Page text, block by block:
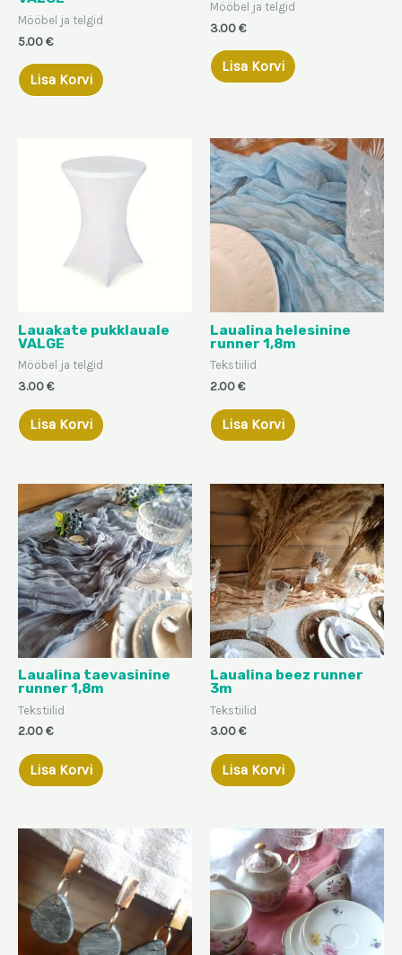
Mööbel ja telgid
5.00€
Lisa Korvi
Mööbel ja telgid
3.00€
Lisa Korvi
Lauakate pukklauale
VALGE
Mööbel ja telgid
3.00€
Lisa Korvi
Laualina helesinine
runner 1,8m
Tekstiilid
2.00€
Lisa Korvi
Laualina taevasinine
runner 1,8m
Tekstiilid
2.00€
Lisa Korvi
Laualina beez runner
3m
Tekstiilid
3.00€
Lisa Korvi